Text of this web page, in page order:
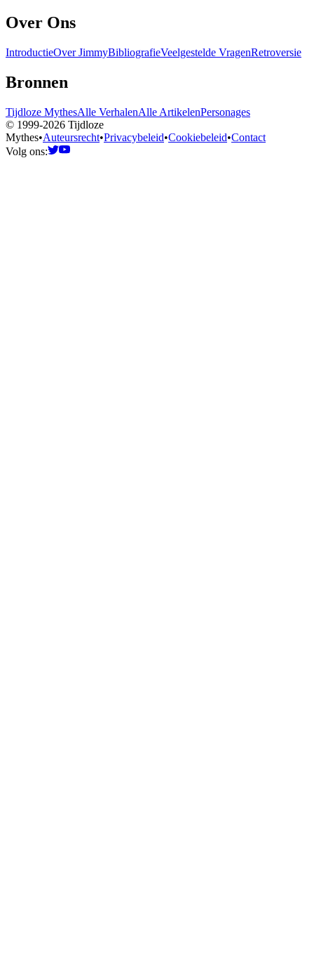
Over Ons
IntroductieOver JimmyBibliografieVeelgestelde VragenRetroversie
Bronnen
Tijdloze MythesAlle VerhalenAlle ArtikelenPersonages
© 1999-2026 Tijdloze
Mythes•Auteursrecht•Privacybeleid•Cookiebeleid•Contact
Volg ons: